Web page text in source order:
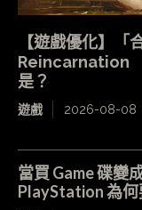
【遊戲優化】
Reincarnation
是？
遊戲 2026-08-08
當買 Game 碟變
PlayStation 為何